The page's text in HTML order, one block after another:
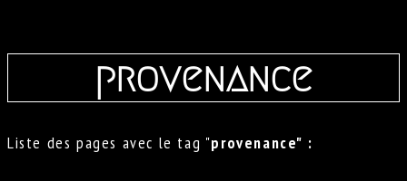
provenance
Liste des pages avec le tag "provenance" :